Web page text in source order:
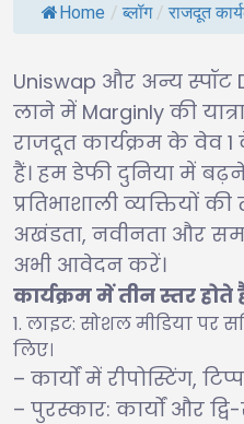
Home / ब्लॉग / राजदूत
Uniswap और अन्य स्पॉट
लाने में Marginly की
राजदूत कार्यक्रम के
हैं। हम डेफी दुनिया में
प्रतिभाशाली व्यक्तियों
अखंडता, नवीनता और
अभी आवेदन करें।
कार्यक्रम में तीन स्तर होते
लाइट: सोशल मीडिया पर
लिए।
– कार्यों में रीपोस्टिंग,
– पुरस्कार: कार्यों और